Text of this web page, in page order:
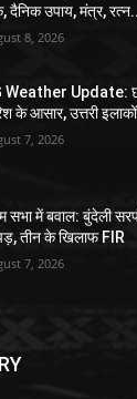
दैनिक उपाय, मंत्र,
8, 2026
Weather Update:
के आसार, उत्तरी इलाकों
7, 2026
सभा में बवाल: बुंदेली
तीन के खिलाफ FIR
7, 2026